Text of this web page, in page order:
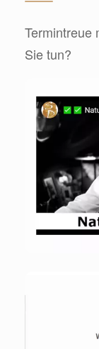
Termintreue
Sie tun?